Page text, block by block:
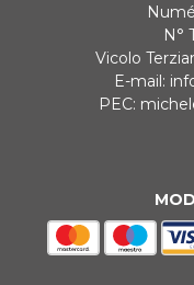
N°
Vicolo
E-mail:
PEC: